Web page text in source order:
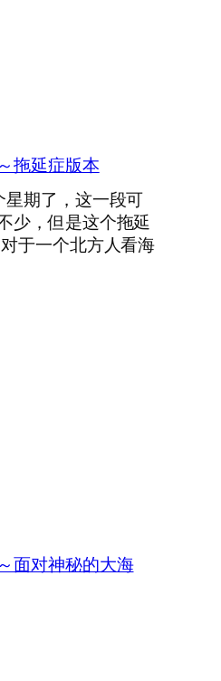
拖延症版本
星期了，这一段可
少，但是这个拖延
于一个北方人看海
面对神秘的大海